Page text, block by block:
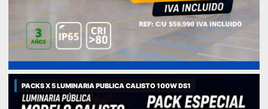
PACKS X 5 LUMINARIA PUBLICA CALISTO 100W DS1